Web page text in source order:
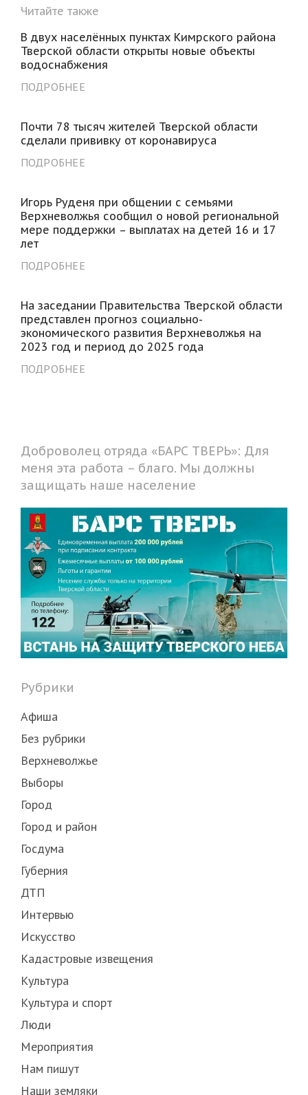
Читайте также
В двух населённых пунктах Кимрского района
Тверской области открыты новые объекты
водоснабжения
ПОДРОБНЕЕ
Почти 78 тысяч жителей Тверской области
сделали прививку от коронавируса
ПОДРОБНЕЕ
Игорь Руденя при общении с семьями
Верхневолжья сообщил о новой региональной
мере поддержки – выплатах на детей 16 и 17
лет
ПОДРОБНЕЕ
На заседании Правительства Тверской области
представлен прогноз социально-
экономического развития Верхневолжья на
2023 год и период до 2025 года
ПОДРОБНЕЕ
Доброволец отряда «БАРС ТВЕРЬ»: Для
меня эта работа – благо. Мы должны
защищать наше население
Рубрики
Афиша
Без рубрики
Верхневолжье
Выборы
Город
Город и район
Госдума
Губерния
ДТП
Интервью
Искусство
Кадастровые извещения
Культура
Культура и спорт
Люди
Мероприятия
Нам пишут
Наши земляки